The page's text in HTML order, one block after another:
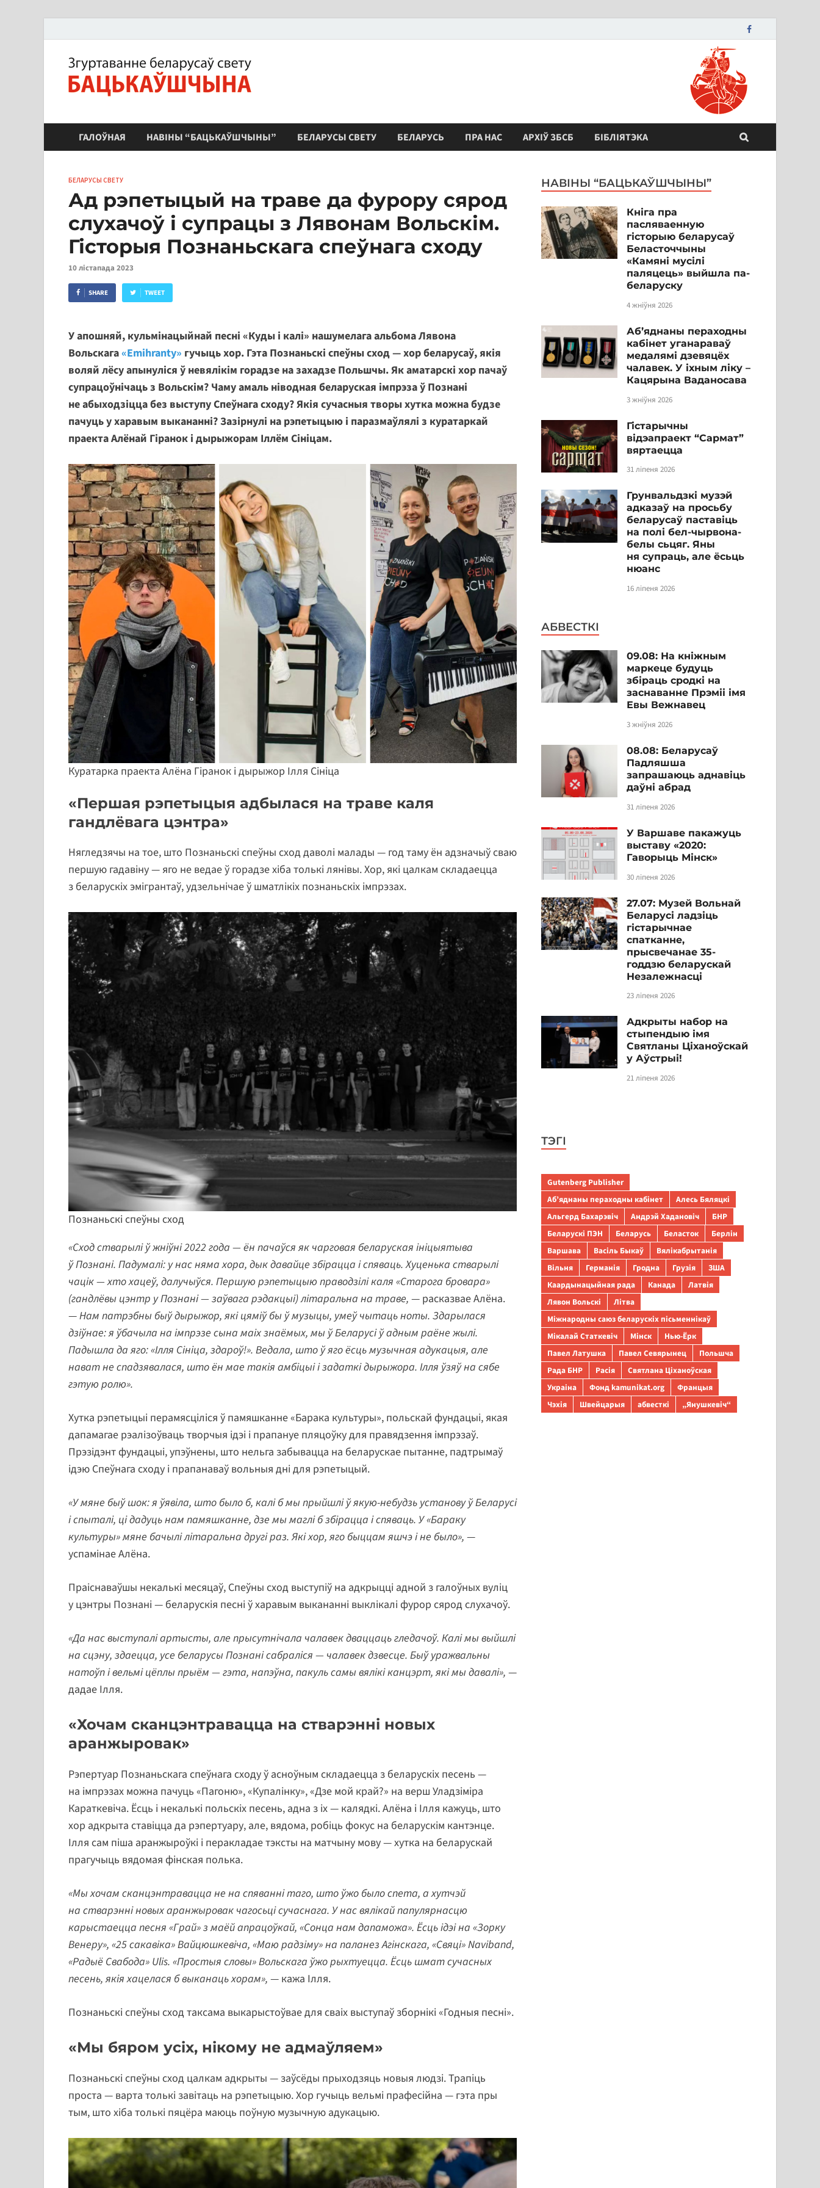
ЗБС "Бацькаўшчына"
ГАЛОЎНАЯ НАВІНЫ “БАЦЬКАЎШЧЫНЫ” БЕЛАРУСЫ СВЕТУ БЕЛАРУСЬ ПРА НАС АРХІЎ ЗБСБ БІБЛІЯТЭКА
БЕЛАРУСЫ СВЕТУ
Ад рэпетыцый на траве да фурору сярод
слухачоў і супрацы з Лявонам Вольскім.
Гісторыя Познаньскага спеўнага сходу
10 лістапада 2023
SHARE TWEET
У апошняй, кульмінацыйнай песні «Куды і калі» нашумелага альбома Лявона
Вольскага«Emihranty» гучыць хор. Гэта Познаньскі спеўны сход — хор беларусаў, якія
воляй лёсу апынуліся ў невялікім горадзе на захадзе Польшчы. Як аматарскі хор пачаў
супрацоўнічаць з Вольскім? Чаму амаль ніводная беларуская імпрэза ў Познані
не абыходзіцца без выступу Спеўнага сходу? Якія сучасныя творы хутка можна будзе
пачуць у харавым выкананні? Зазірнулі на рэпетыцыю і паразмаўлялі з куратаркай
праекта Алёнай Гіранок і дырыжорам Іллём Сініцам.
Куратарка праекта Алёна Гіранок і дырыжор Ілля Сініца
«Першая рэпетыцыя адбылася на траве каля
гандлёвага цэнтра»
Нягледзячы на тое, што Познаньскі спеўны сход даволі малады — год таму ён адзначыў сваю
першую гадавіну — яго не ведае ў горадзе хіба толькі лянівы. Хор, які цалкам складаецца
з беларускіх эмігрантаў, удзельнічае ў шматлікіх познаньскіх імпрэзах.
Познаньскі спеўны сход
«Сход стварылі ў жніўні 2022 года — ён пачаўся як чарговая беларуская ініцыятыва
ў Познані. Падумалі: у нас няма хора, дык давайце збірацца і спяваць. Хуценька стварылі
чацік — хто хацеў, далучыўся. Першую рэпетыцыю праводзілі каля «Старога бровара»
(гандлёвы цэнтр у Познані — заўвага рэдакцыі) літаральна на траве, — расказвае Алёна.
—Нам патрэбны быў дырыжор, які цяміў бы ў музыцы, умеў чытаць ноты. Здарылася
дзіўнае: я ўбачыла на імпрэзе сына маіх знаёмых, мы ў Беларусі ў адным раёне жылі.
Падышла да яго: «Ілля Сініца, здароў!». Ведала, што ў яго ёсць музычная адукацыя, але
нават не спадзявалася, што ён мае такія амбіцыі і задаткі дырыжора. Ілля ўзяў на сябе
гэтую ролю».
Хутка рэпетыцыі перамясціліся ў памяшканне «Барака культуры», польскай фундацыі, якая
дапамагае рэалізоўваць творчыя ідэі і прапануе пляцоўку для правядзення імпрэзаў.
Прэзідэнт фундацыі, упэўнены, што нельга забывацца на беларускае пытанне, падтрымаў
ідэю Спеўнага сходу і прапанаваў вольныя дні для рэпетыцый.
«У мяне быў шок: я ўявіла, што было б, калі б мы прыйшлі ў якую-небудзь установу ў Беларусі
і спыталі, ці дадуць нам памяшканне, дзе мы маглі б збірацца і спяваць. У «Бараку
культуры» мяне бачылі літаральна другі раз. Які хор, яго быццам яшчэ і не было», —
успамінае Алёна.
Праіснаваўшы некалькі месяцаў, Спеўны сход выступіў на адкрыцці адной з галоўных вуліц
у цэнтры Познані — беларускія песні ў харавым выкананні выклікалі фурор сярод слухачоў.
«Да нас выступалі артысты, але прысутнічала чалавек дваццаць гледачоў. Калі мы выйшлі
на сцэну, здаецца, усе беларусы Познані сабраліся — чалавек дзвесце. Быў уражвальны
натоўп і вельмі цёплы прыём — гэта, напэўна, пакуль самы вялікі канцэрт, які мы давалі», —
дадае Ілля.
«Хочам сканцэнтравацца на стварэнні новых
аранжыровак»
Рэпертуар Познаньскага спеўнага сходу ў асноўным складаецца з беларускіх песень —
на імпрэзах можна пачуць «Пагоню», «Купалінку», «Дзе мой край?» на верш Уладзіміра
Караткевіча. Ёсць і некалькі польскіх песень, адна з іх — калядкі. Алёна і Ілля кажуць, што
хор адкрыта ставіцца да рэпертуару, але, вядома, робіць фокус на беларускім кантэнце.
Ілля сам піша аранжыроўкі і перакладае тэксты на матчыну мову — хутка на беларускай
прагучыць вядомая фінская полька.
«Мы хочам сканцэнтравацца не на спяванні таго, што ўжо было спета, а хутчэй
на стварэнні новых аранжыровак чагосьці сучаснага. У нас вялікай папулярнасцю
карыстаецца песня «Грай» з маёй апрацоўкай, «Сонца нам дапаможа». Ёсць ідэі на «Зорку
Венеру», «25 сакавіка» Вайцюшкевіча, «Маю радзіму» на паланез Агінскага, «Свяці» Naviband,
«Радыё Свабода» Ulis. «Простыя словы» Вольскага ўжо рыхтуецца. Ёсць шмат сучасных
песень, якія хацелася б выканаць хорам», — кажа Ілля.
Познаньскі спеўны сход таксама выкарыстоўвае для сваіх выступаў зборнікі «Годныя песні».
«Мы бяром усіх, нікому не адмаўляем»
Познаньскі спеўны сход цалкам адкрыты — заўсёды прыходзяць новыя людзі. Трапіць
проста — варта толькі завітаць на рэпетыцыю. Хор гучыць вельмі прафесійна — гэта пры
тым, што хіба толькі пяцёра маюць поўную музычную адукацыю.
НАВІНЫ “БАЦЬКАЎШЧЫНЫ”
Кніга пра
пасляваенную
гісторыю беларусаў
Беласточчыны
«Камяні мусілі
паляцець» выйшла па-
беларуску
4 жніўня 2026
Аб’яднаны пераходны
кабінет уганараваў
медалямі дзевяцёх
чалавек. У іхным ліку –
Кацярына Ваданосава
3 жніўня 2026
Гістарычны
відэапраект “Сармат”
вяртаецца
31 ліпеня 2026
Грунвальдзкі музэй
адказаў на просьбу
беларусаў паставіць
на полі бел-чырвона-
белы сьцяг. Яны
ня супраць, але ёсьць
нюанс
16 ліпеня 2026
АБВЕСТКІ
09.08: На кніжным
маркеце будуць
збіраць сродкі на
заснаванне Прэміі імя
Евы Вежнавец
3 жніўня 2026
08.08: Беларусаў
Падляшша
запрашаюць аднавіць
даўні абрад
31 ліпеня 2026
У Варшаве пакажуць
выставу «2020:
Гаворыць Мінск»
30 ліпеня 2026
27.07: Музей Вольнай
Беларусі ладзіць
гістарычнае
спатканне,
прысвечанае 35-
годдзю беларускай
Незалежнасці
23 ліпеня 2026
Адкрыты набор на
стыпендыю імя
Святланы Ціханоўскай
у Аўстрыі!
21 ліпеня 2026
ТЭГІ
Gutenberg Publisher
Аб’яднаны пераходны кабінет
Алесь Бяляцкі
Альгерд Бахарэвіч
Андрэй Хадановіч
БНР
Беларускі ПЭН
Беларусь Беласток
Берлін
Варшава
Васіль Быкаў
Вялікабрытанія
Вільня
Германія Гродна Грузія
ЗША
Каардынацыйная рада
Канада
Латвія
Лявон Вольскі
Літва
Міжнародны саюз беларускіх пісьменнікаў
Мікалай Статкевіч
Мінск
Нью-Ёрк
Павел Латушка
Павел Севярынец
Польшча
Рада БНР
Расія
Святлана Ціханоўская
Украіна
Фонд kamunikat.org
Францыя
Чэхія
Швейцарыя абвесткі „Янушкевіч“